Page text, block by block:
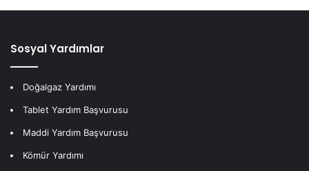
Sosyal Yardımlar
Doğalgaz Yardımı
Tablet Yardım Başvurusu
Maddi Yardım Başvurusu
Kömür Yardımı